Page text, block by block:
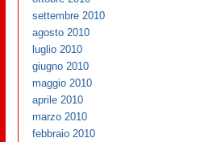
settembre 2010
agosto 2010
luglio 2010
giugno 2010
maggio 2010
aprile 2010
marzo 2010
febbraio 2010